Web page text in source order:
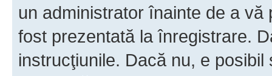
un administrator înainte de a
fost prezentată la înregistrare.
instrucţiunile. Dacă nu, e